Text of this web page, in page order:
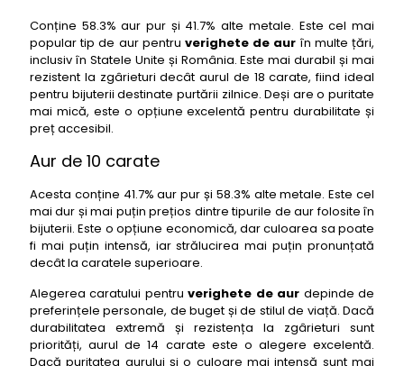
Conține 58.3% aur pur și 41.7% alte metale. Este cel mai
popular tip de aur pentru verighete de aur în multe țări,
inclusiv în Statele Unite și România. Este mai durabil și mai
rezistent la zgârieturi decât aurul de 18 carate, fiind ideal
pentru bijuterii destinate purtării zilnice. Deși are o puritate
mai mică, este o opțiune excelentă pentru durabilitate și
preț accesibil.
Aur de 10 carate
Acesta conține 41.7% aur pur și 58.3% alte metale. Este cel
mai dur și mai puțin prețios dintre tipurile de aur folosite în
bijuterii. Este o opțiune economică, dar culoarea sa poate
fi mai puțin intensă, iar strălucirea mai puțin pronunțată
decât la caratele superioare.
Alegerea caratului pentruverighete de aur depinde de
preferințele personale, de buget și de stilul de viață. Dacă
durabilitatea extremă și rezistența la zgârieturi sunt
priorități, aurul de 14 carate este o alegere excelentă.
Dacă puritatea aurului și o culoare mai intensă sunt mai